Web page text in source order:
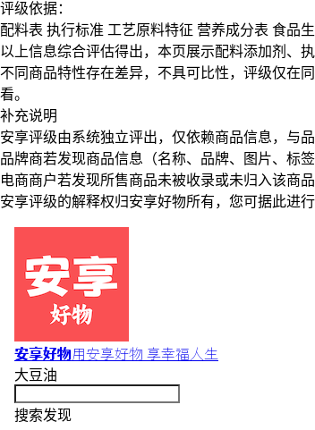
评级依据：
配料表 执行标准 工艺原料特征 营养成分表 食品
以上信息综合评估得出，本页展示配料添加剂 、
不同商品特性存在差异，不具可比性，评级仅在
看。
补充说明
安享评级由系统独立评出，仅依赖商品信息， 与
品牌商若发现商品信息（名称、品牌、图片、标
电商商户若发现所售商品未被收录或未归入该商
安享评级的解释权归安享好物所有，您可据此进
安享好物用安享好物 享幸福人生
大豆油
搜索发现